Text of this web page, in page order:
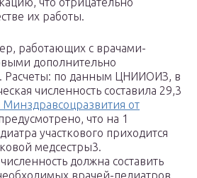
их работы.
работающих с врачами-
дополнительно
Расчеты: по данным ЦНИИОИЗ, в
численность составила 29,3
от
что на 1
участкового приходится
медсестры3.
должна составить
врачей-педиатров